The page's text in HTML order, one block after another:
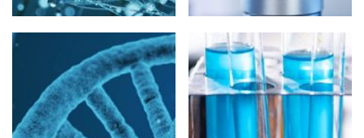
氯苄类
2-氯-4-氟二氯甲苯
2-氯-4-氟三氯甲苯
更多>>
酰氯类
2-氯-4-氟苯甲酰氯
2,6-二氯苯甲酰氯
2,3-二氯苯甲酰氯
间氯苯甲酰氯
间氟苯甲酰氯